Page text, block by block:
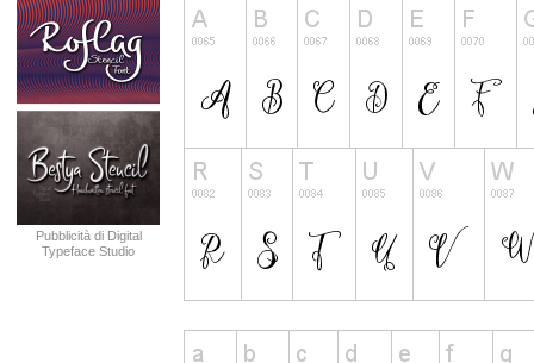
Pubblicità di Digital
Typeface Studio